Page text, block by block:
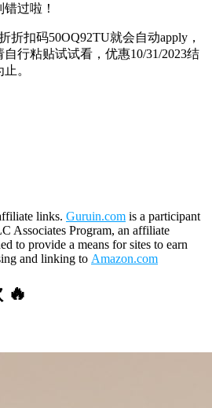
过啦！
折扣码50OQ92TU就会自动apply，
行粘贴试试看，优惠10/31/2023结
。
links. Guruin.com is a participant
Associates Program, an affiliate
to provide a means for sites to earn
and linking to Amazon.com
🔥